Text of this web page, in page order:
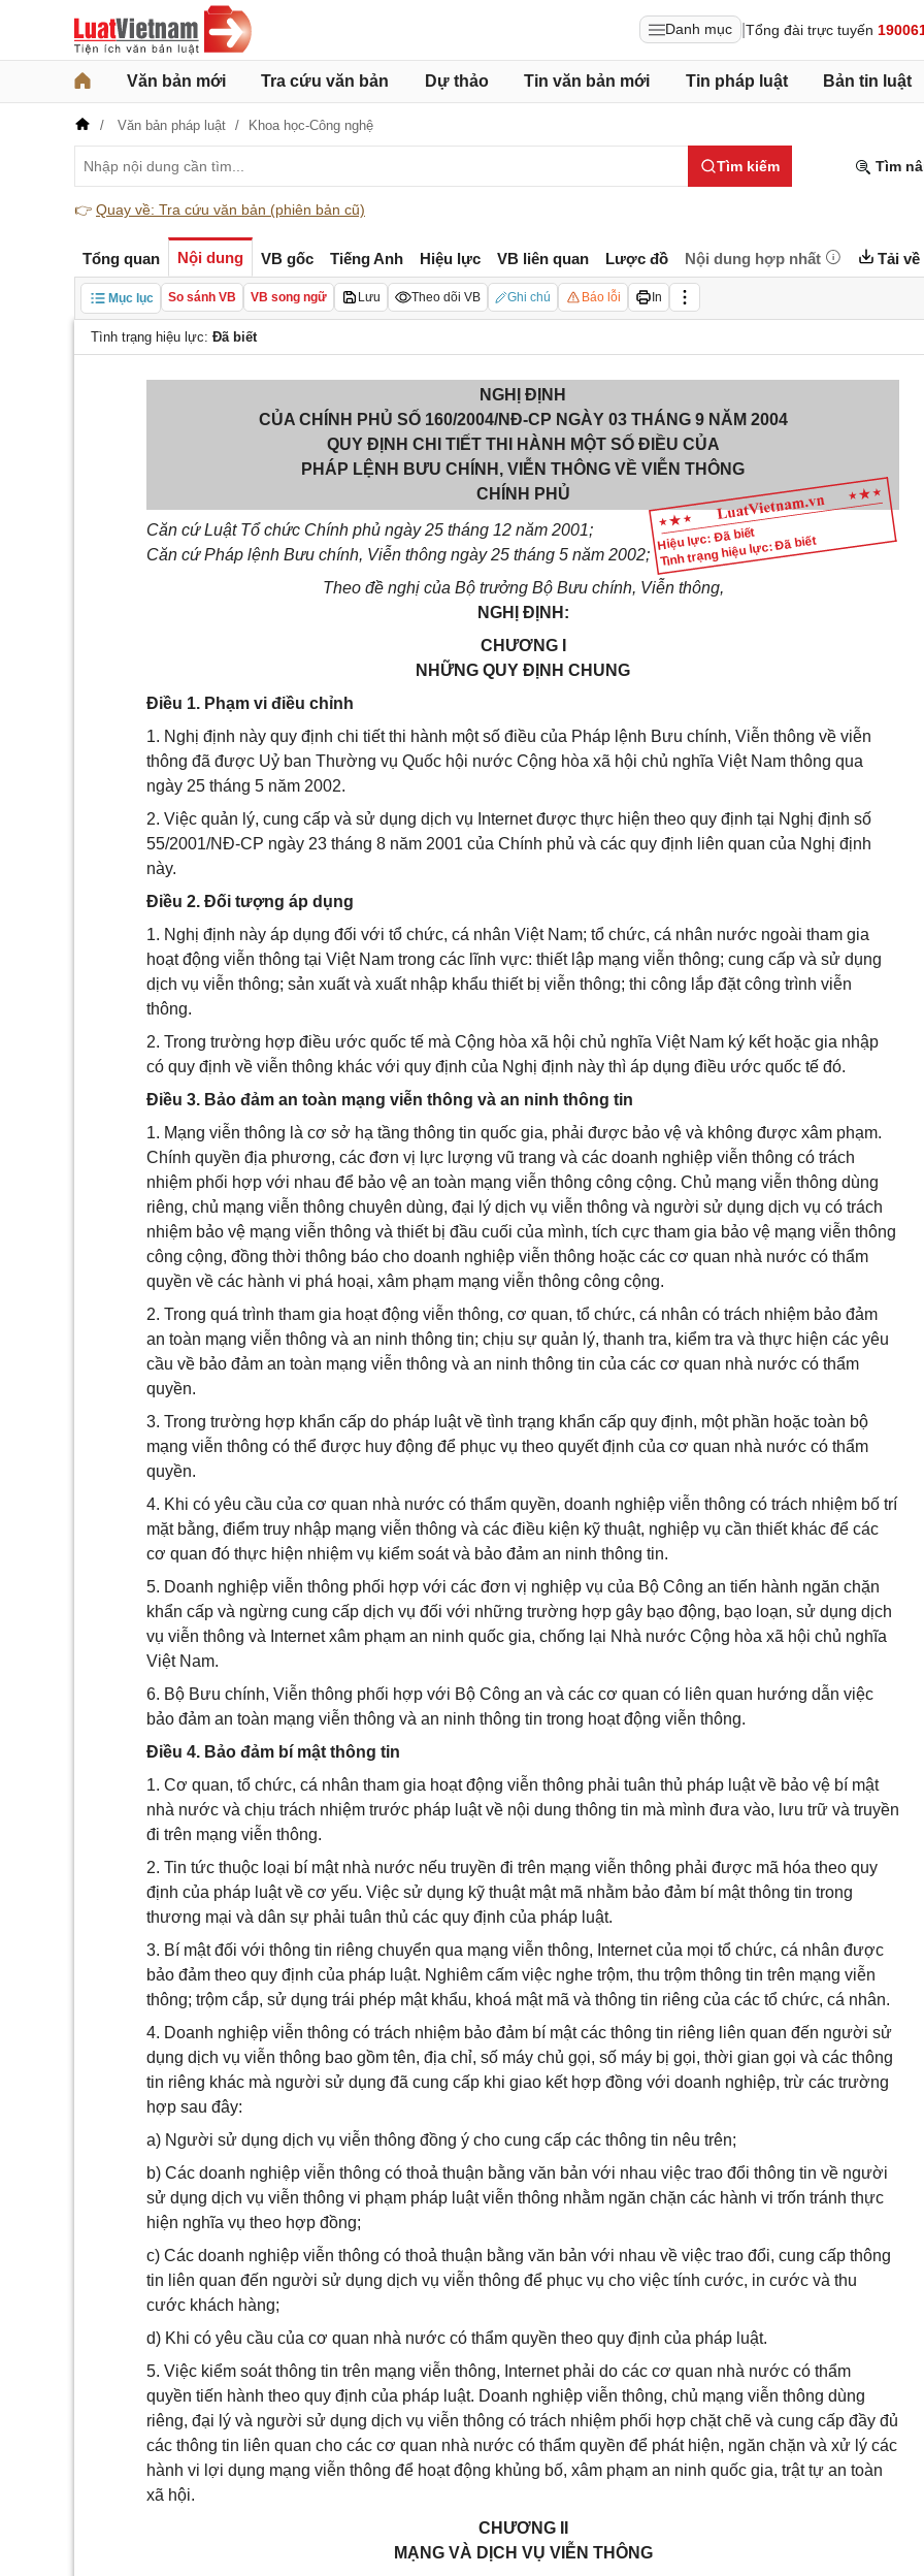
Danh mục Tổng đài trực tuyến
Văn bản mới Tra cứu văn bản Dự thảo Tin văn bản mới Tin pháp luật Bản tin luật
Văn bản pháp luật Khoa học-Công nghệ
Tìm kiếm Tìm
👉 Quay về: Tra cứu văn bản (phiên bản cũ)
Tổng quan Nội dung VB gốc Tiếng Anh Hiệu lực VB liên quan Lược đồ Nội dung hợp nhất Tải về
Mục lục So sánh VB VB song ngữ Lưu Theo dõi VB Ghi chú Báo lỗi In
Tình trạng hiệu lực: Đã biết
Hiệu lực: Đã biết
Tình trạng hiệu lực: Đã biết
NGHỊ ĐỊNH
CỦA CHÍNH PHỦ SỐ 160/2004/NĐ-CP NGÀY 03 THÁNG 9 NĂM 2004
QUY ĐỊNH CHI TIẾT THI HÀNH MỘT SỐ ĐIỀU CỦA
PHÁP LỆNH BƯU CHÍNH, VIỄN THÔNG VỀ VIỄN THÔNG
CHÍNH PHỦ
Căn cứ Luật Tổ chức Chính phủ ngày 25 tháng 12 năm 2001;
Căn cứ Pháp lệnh Bưu chính, Viễn thông ngày 25 tháng 5 năm 2002;
Theo đề nghị của Bộ trưởng Bộ Bưu chính, Viễn thông,
NGHỊ ĐỊNH:
CHƯƠNG I
NHỮNG QUY ĐỊNH CHUNG
Điều 1. Phạm vi điều chỉnh
1. Nghị định này quy định chi tiết thi hành một số điều của Pháp lệnh Bưu chính, Viễn thông về viễn
thông đã được Uỷ ban Thường vụ Quốc hội nước Cộng hòa xã hội chủ nghĩa Việt Nam thông qua
ngày 25 tháng 5 năm 2002.
2. Việc quản lý, cung cấp và sử dụng dịch vụ Internet được thực hiện theo quy định tại Nghị định số
55/2001/NĐ-CP ngày 23 tháng 8 năm 2001 của Chính phủ và các quy định liên quan của Nghị định
này.
Điều 2. Đối tượng áp dụng
1. Nghị định này áp dụng đối với tổ chức, cá nhân Việt Nam; tổ chức, cá nhân nước ngoài tham gia
hoạt động viễn thông tại Việt Nam trong các lĩnh vực: thiết lập mạng viễn thông; cung cấp và sử dụng
dịch vụ viễn thông; sản xuất và xuất nhập khẩu thiết bị viễn thông; thi công lắp đặt công trình viễn
thông.
2. Trong trường hợp điều ước quốc tế mà Cộng hòa xã hội chủ nghĩa Việt Nam ký kết hoặc gia nhập
có quy định về viễn thông khác với quy định của Nghị định này thì áp dụng điều ước quốc tế đó.
Điều 3. Bảo đảm an toàn mạng viễn thông và an ninh thông tin
1. Mạng viễn thông là cơ sở hạ tầng thông tin quốc gia, phải được bảo vệ và không được xâm phạm.
Chính quyền địa phương, các đơn vị lực lượng vũ trang và các doanh nghiệp viễn thông có trách
nhiệm phối hợp với nhau để bảo vệ an toàn mạng viễn thông công cộng. Chủ mạng viễn thông dùng
riêng, chủ mạng viễn thông chuyên dùng, đại lý dịch vụ viễn thông và người sử dụng dịch vụ có trách
nhiệm bảo vệ mạng viễn thông và thiết bị đầu cuối của mình, tích cực tham gia bảo vệ mạng viễn thông
công cộng, đồng thời thông báo cho doanh nghiệp viễn thông hoặc các cơ quan nhà nước có thẩm
quyền về các hành vi phá hoại, xâm phạm mạng viễn thông công cộng.
2. Trong quá trình tham gia hoạt động viễn thông, cơ quan, tổ chức, cá nhân có trách nhiệm bảo đảm
an toàn mạng viễn thông và an ninh thông tin; chịu sự quản lý, thanh tra, kiểm tra và thực hiện các yêu
cầu về bảo đảm an toàn mạng viễn thông và an ninh thông tin của các cơ quan nhà nước có thẩm
quyền.
3. Trong trường hợp khẩn cấp do pháp luật về tình trạng khẩn cấp quy định, một phần hoặc toàn bộ
mạng viễn thông có thể được huy động để phục vụ theo quyết định của cơ quan nhà nước có thẩm
quyền.
4. Khi có yêu cầu của cơ quan nhà nước có thẩm quyền, doanh nghiệp viễn thông có trách nhiệm bố trí
mặt bằng, điểm truy nhập mạng viễn thông và các điều kiện kỹ thuật, nghiệp vụ cần thiết khác để các
cơ quan đó thực hiện nhiệm vụ kiểm soát và bảo đảm an ninh thông tin.
5. Doanh nghiệp viễn thông phối hợp với các đơn vị nghiệp vụ của Bộ Công an tiến hành ngăn chặn
khẩn cấp và ngừng cung cấp dịch vụ đối với những trường hợp gây bạo động, bạo loạn, sử dụng dịch
vụ viễn thông và Internet xâm phạm an ninh quốc gia, chống lại Nhà nước Cộng hòa xã hội chủ nghĩa
Việt Nam.
6. Bộ Bưu chính, Viễn thông phối hợp với Bộ Công an và các cơ quan có liên quan hướng dẫn việc
bảo đảm an toàn mạng viễn thông và an ninh thông tin trong hoạt động viễn thông.
Điều 4. Bảo đảm bí mật thông tin
1. Cơ quan, tổ chức, cá nhân tham gia hoạt động viễn thông phải tuân thủ pháp luật về bảo vệ bí mật
nhà nước và chịu trách nhiệm trước pháp luật về nội dung thông tin mà mình đưa vào, lưu trữ và truyền
đi trên mạng viễn thông.
2. Tin tức thuộc loại bí mật nhà nước nếu truyền đi trên mạng viễn thông phải được mã hóa theo quy
định của pháp luật về cơ yếu. Việc sử dụng kỹ thuật mật mã nhằm bảo đảm bí mật thông tin trong
thương mại và dân sự phải tuân thủ các quy định của pháp luật.
3. Bí mật đối với thông tin riêng chuyển qua mạng viễn thông, Internet của mọi tổ chức, cá nhân được
bảo đảm theo quy định của pháp luật. Nghiêm cấm việc nghe trộm, thu trộm thông tin trên mạng viễn
thông; trộm cắp, sử dụng trái phép mật khẩu, khoá mật mã và thông tin riêng của các tổ chức, cá nhân.
4. Doanh nghiệp viễn thông có trách nhiệm bảo đảm bí mật các thông tin riêng liên quan đến người sử
dụng dịch vụ viễn thông bao gồm tên, địa chỉ, số máy chủ gọi, số máy bị gọi, thời gian gọi và các thông
tin riêng khác mà người sử dụng đã cung cấp khi giao kết hợp đồng với doanh nghiệp, trừ các trường
hợp sau đây:
a) Người sử dụng dịch vụ viễn thông đồng ý cho cung cấp các thông tin nêu trên;
b) Các doanh nghiệp viễn thông có thoả thuận bằng văn bản với nhau việc trao đổi thông tin về người
sử dụng dịch vụ viễn thông vi phạm pháp luật viễn thông nhằm ngăn chặn các hành vi trốn tránh thực
hiện nghĩa vụ theo hợp đồng;
c) Các doanh nghiệp viễn thông có thoả thuận bằng văn bản với nhau về việc trao đổi, cung cấp thông
tin liên quan đến người sử dụng dịch vụ viễn thông để phục vụ cho việc tính cước, in cước và thu
cước khách hàng;
d) Khi có yêu cầu của cơ quan nhà nước có thẩm quyền theo quy định của pháp luật.
5. Việc kiểm soát thông tin trên mạng viễn thông, Internet phải do các cơ quan nhà nước có thẩm
quyền tiến hành theo quy định của pháp luật. Doanh nghiệp viễn thông, chủ mạng viễn thông dùng
riêng, đại lý và người sử dụng dịch vụ viễn thông có trách nhiệm phối hợp chặt chẽ và cung cấp đầy đủ
các thông tin liên quan cho các cơ quan nhà nước có thẩm quyền để phát hiện, ngăn chặn và xử lý các
hành vi lợi dụng mạng viễn thông để hoạt động khủng bố, xâm phạm an ninh quốc gia, trật tự an toàn
xã hội.
CHƯƠNG II
MẠNG VÀ DỊCH VỤ VIỄN THÔNG